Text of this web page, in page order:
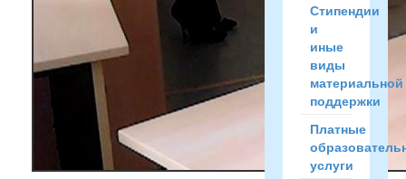
Стипендии
и
иные
виды
материальной
поддержки
Платные
услуги